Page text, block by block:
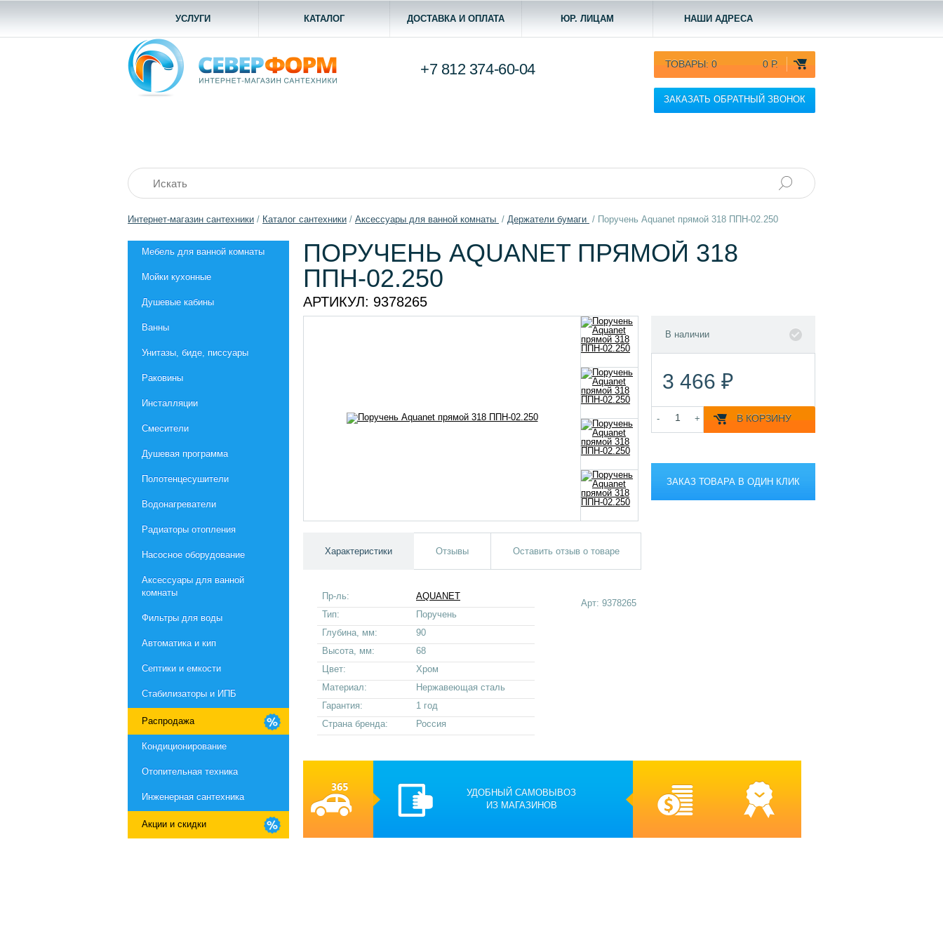
УСЛУГИ КАТАЛОГ ДОСТАВКА И ОПЛАТА ЮР. ЛИЦАМ НАШИ АДРЕСА
ТОВАРЫ: 0 0 Р.
ЗАКАЗАТЬ ОБРАТНЫЙ ЗВОНОК
+7 812 374-60-04
Интернет-магазин сантехники / Каталог сантехники / Aксессуары для ванной комнаты / Держатели бумаги / Поручень Aquanet прямой 318 ППН-02.250
Мебель для ванной комнаты
Мойки кухонные
Душевые кабины
Ванны
Унитазы, биде, писсуары
Раковины
Инсталляции
Смесители
Душевая программа
Полотенцесушители
Водонагреватели
Радиаторы отопления
Насосное оборудование
Aксессуары для ванной
комнаты
Фильтры для воды
Автоматика и кип
Септики и емкости
Стабилизаторы и ИПБ
Распродажа
Кондиционирование
Отопительная техника
Инженерная сантехника
Акции и скидки
ПОРУЧЕНЬ AQUANET ПРЯМОЙ 318
ППН-02.250
АРТИКУЛ: 9378265
В наличии
3 466 ₽
- + В КОРЗИНУ
ЗАКАЗ ТОВАРА В ОДИН КЛИК
Характеристики Отзывы Оставить отзыв о товаре
Пр-ль:
AQUANET
Тип:
Поручень
Глубина, мм:
90
Высота, мм:
68
Цвет:
Хром
Материал:
Нержавеющая сталь
Гарантия:
1 год
Страна бренда:
Россия
Арт: 9378265
УДОБНЫЙ САМОВЫВОЗ
ИЗ МАГАЗИНОВ